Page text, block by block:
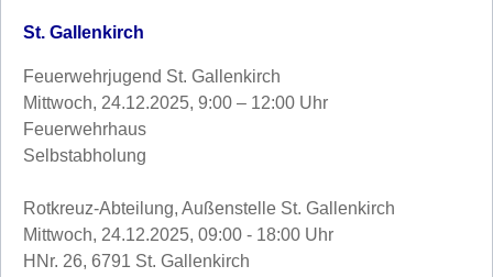
St. Gallenkirch
Feuerwehrjugend St. Gallenkirch
Mittwoch, 24.12.2025, 9:00 – 12:00 Uhr
Feuerwehrhaus
Selbstabholung
Rotkreuz-Abteilung, Außenstelle St. Gallenkirch
Mittwoch, 24.12.2025, 09:00 - 18:00 Uhr
HNr. 26, 6791 St. Gallenkirch